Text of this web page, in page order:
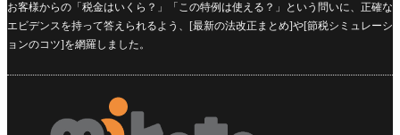
お客様からの「税金はいくら？」「この特例は使える？」という問いに、正確な
エビデンスを持って答えられるよう、[最新の法改正まとめ]や[節税シミュレーシ
ョンのコツ]を網羅しました。